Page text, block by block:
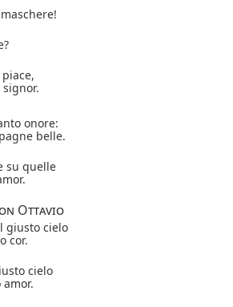
onore:
belle.
su quelle
Ottavio
giusto cielo
cor.
cielo